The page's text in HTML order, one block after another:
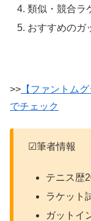
類似・競合ラ
おすすめのガ
>> 【ファントム
でチェック
☑筆者情報
テニス歴
ラケット
ガットイ